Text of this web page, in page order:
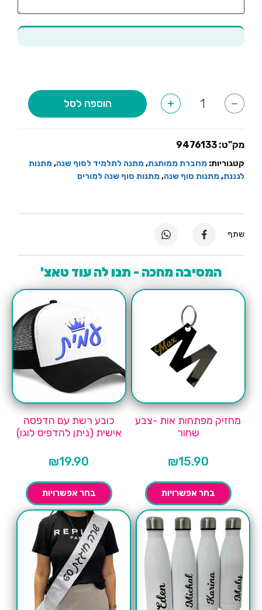
-
של
שיש
+ הוספה לסל
מק"ט: 9476133
קטגוריות: מחברת ממותגת,מתנה לתלמיד לסוף שנה,מתנות
לגננת,מתנות סוף שנה,מתנות סוף שנה למורים
המסיבה מחכה - תנו לה עוד טאצ'
מחזיק מפתחות אות -צבע
שחור
₪15.90
בחר אפשרויות
כובע רשת עם הדפסה
אישית (ניתן להדפיס לוגו)
₪19.90
בחר אפשרויות
שתף